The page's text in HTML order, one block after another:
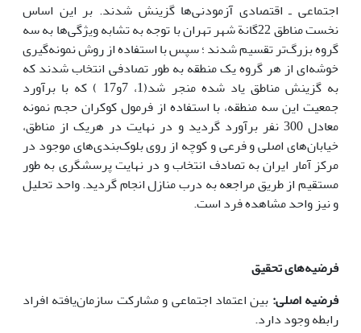
اجتماعی ـ اقتصادی آزمودنی‌ها گزینش شدند. بر این اساس
نخست مناطق 22گانة شهر تهران با توجه به تشابه ویژگی‌ها به سه
گروه بزرگ‌تر تقسیم شدند ؛ سپس با استفاده از روش نمونه‌گیری
خوشه‌ای از هر گروه یک منطقه به طور تصادفی انتخاب شدند که
به گزینش مناطق یاد شده منجر شد(1، 7و17 ) که با برآورد
جمعیت این سه منطقه، با استفاده از فرمول کوکران حجم نمونه
معادل 300 نفر برآورد گردید و در نهایت در هریک از مناطق،
خیابان‌های اصلی و فرعی و کوچه از روی بلوک‌بندی‌های موجود در
مرکز آمار ایران به تصادف انتخاب و در نهایت پرسشگری به طور
مستقیم از طریق مراجعه به درب منازل انجام گردید. واحد تحلیل
و نیز واحد مشاهده فرد است.
فرضیه‌های تحقیق
فرضیه اصلی: بین اعتماد اجتماعی و مشارکت سازمان‌یافته افراد
رابطه وجود دارد.